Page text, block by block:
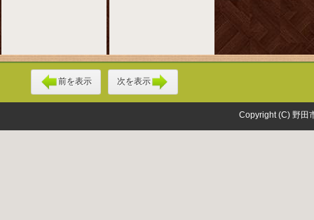
前を表示 次を表示
Copyright (C) 野田